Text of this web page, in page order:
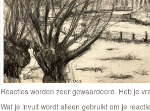
Reacties worden zeer gewaardeerd. Heb je
Wat je invult wordt alleen gebruikt om je